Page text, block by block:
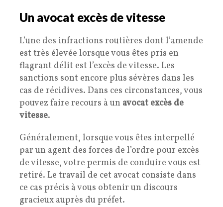
Un avocat excès de vitesse
L’une des infractions routières dont l’amende
est très élevée lorsque vous êtes pris en
flagrant délit est l’excès de vitesse. Les
sanctions sont encore plus sévères dans les
cas de récidives. Dans ces circonstances, vous
pouvez faire recours à un avocat excès de
vitesse.
Généralement, lorsque vous êtes interpellé
par un agent des forces de l’ordre pour excès
de vitesse, votre permis de conduire vous est
retiré. Le travail de cet avocat consiste dans
ce cas précis à vous obtenir un discours
gracieux auprès du préfet.